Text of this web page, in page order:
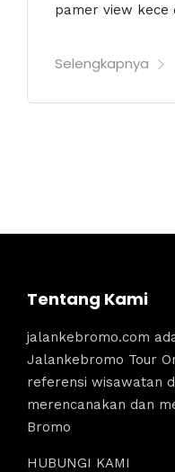
pamer view kece
Selengkapnya
Tentang Kami
jalankebromo.com
Jalankebromo Tour
referensi wisawatan
merencanakan dan
Bromo
HUBUNGI KAMI